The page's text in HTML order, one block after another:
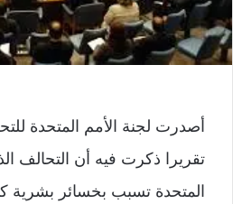
أصدرت لجنة الأمم المتحدة
تقريرا ذكرت فيه أن التحالف
المتحدة تسبب بخسائر